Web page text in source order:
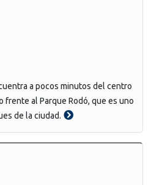
a pocos minutos del centro
frente al Parque Rodó, que es uno
de la ciudad.